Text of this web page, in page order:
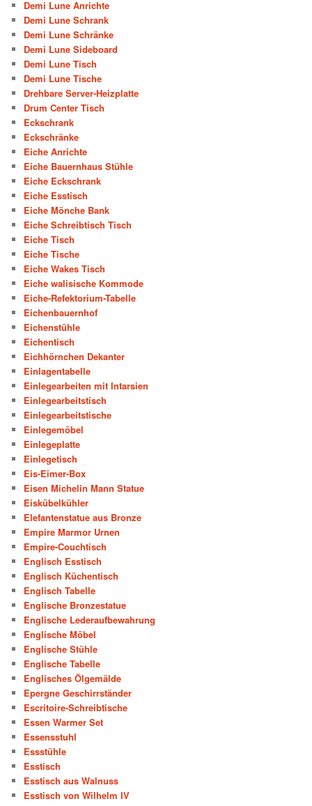
Demi Lune Anrichte
Demi Lune Schrank
Demi Lune Schränke
Demi Lune Sideboard
Demi Lune Tisch
Demi Lune Tische
Drehbare Server-Heizplatte
Drum Center Tisch
Eckschrank
Eckschränke
Eiche Anrichte
Eiche Bauernhaus Stühle
Eiche Eckschrank
Eiche Esstisch
Eiche Mönche Bank
Eiche Schreibtisch Tisch
Eiche Tisch
Eiche Tische
Eiche Wakes Tisch
Eiche walisische Kommode
Eiche-Refektorium-Tabelle
Eichenbauernhof
Eichenstühle
Eichentisch
Eichhörnchen Dekanter
Einlagentabelle
Einlegearbeiten mit Intarsien
Einlegearbeitstisch
Einlegearbeitstische
Einlegemöbel
Einlegeplatte
Einlegetisch
Eis-Eimer-Box
Eisen Michelin Mann Statue
Eiskübelkühler
Elefantenstatue aus Bronze
Empire Marmor Urnen
Empire-Couchtisch
Englisch Esstisch
Englisch Küchentisch
Englisch Tabelle
Englische Bronzestatue
Englische Lederaufbewahrung
Englische Möbel
Englische Stühle
Englische Tabelle
Englisches Ölgemälde
Epergne Geschirrständer
Escritoire-Schreibtische
Essen Warmer Set
Essensstuhl
Essstühle
Esstisch
Esstisch aus Walnuss
Esstisch von Wilhelm IV